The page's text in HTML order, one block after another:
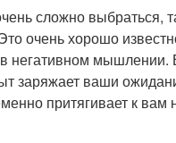
сложно выбраться,
очень хорошо
в негативном
заряжает ваши
притягивает к вам